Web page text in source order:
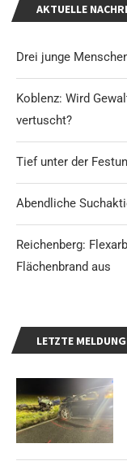
AKTUELLE
Drei junge
Koblenz: Wird
vertuscht?
Tief unter der
Abendliche
Reichenberg:
Flächenbrand aus
LETZTE